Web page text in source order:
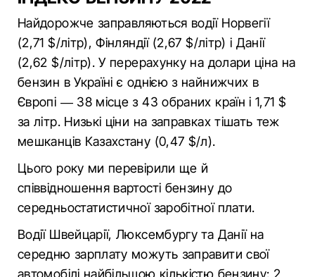
Найдорожче заправляються водії Норвегії
(2,71 $/літр), Фінляндії (2,67 $/літр) і Данії
(2,62 $/літр). У перерахунку на долари ціна на
бензин в Україні є однією з найнижчих в
Європі — 38 місце з 43 обраних країн і 1,71 $
за літр. Низькі ціни на заправках тішать теж
мешканців Казахстану (0,47 $/л).
Цього року ми перевірили ще й
співвідношення вартості бензину до
середньостатистичної заробітної плати.
Водії Швейцарії, Люксембургу та Данії на
середню зарплату можуть заправити свої
автомобілі найбільшою кількістю бензину: 2